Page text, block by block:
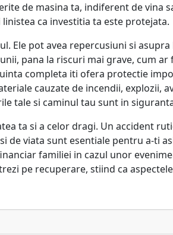
de masina ta, indiferent de vina
ca investitia ta este protejata.
Ele pot avea repercusiuni si
pana la riscuri mai grave, cum ar
completa iti ofera protectie
cauzate de incendii, explozii,
tale si caminul tau sunt in
ta si a celor dragi. Un accident
de viata sunt esentiale pentru a-ti
familiei in cazul unor
pe recuperare, stiind ca